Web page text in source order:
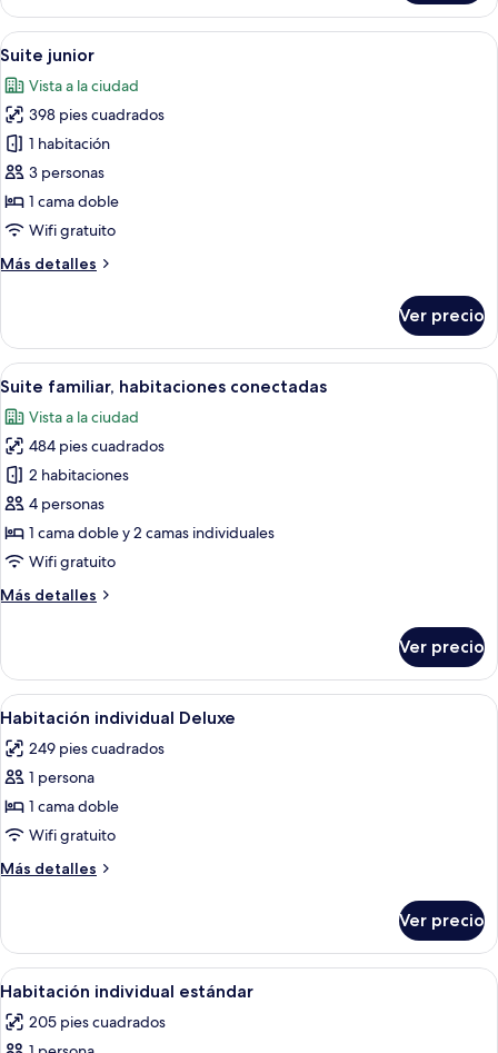
doble
Deluxe
Abrir
todas
las
fotos
de
Suite
junior
Una habitación de hotel con una
8
Suite junior
Vista a la ciudad
398 pies cuadrados
1 habitación
3 personas
1 cama doble
Wifi gratuito
Más detalles
Más
junior
Ver precio
Abrir
todas
las
fotos
de
Suite
familiar,
habitaciones
conectadas
Habitación de hotel con una cama
12
Suite familiar, habitaciones conectadas
Vista a la ciudad
484 pies cuadrados
2 habitaciones
4 personas
1 cama doble y 2 camas individuales
Wifi gratuito
Más detalles
Más
familiar,
habitaciones
conectadas
Ver precio
Abrir
todas
las
fotos
de
Habitación
individual
Deluxe
Una habitación de hotel con cama,
6
Habitación individual Deluxe
249 pies cuadrados
1 persona
1 cama doble
Wifi gratuito
Más detalles
Más
individual
Deluxe
Ver precio
Abrir
todas
las
Habitación de hotel con una cama
5
Habitación individual estándar
205 pies cuadrados